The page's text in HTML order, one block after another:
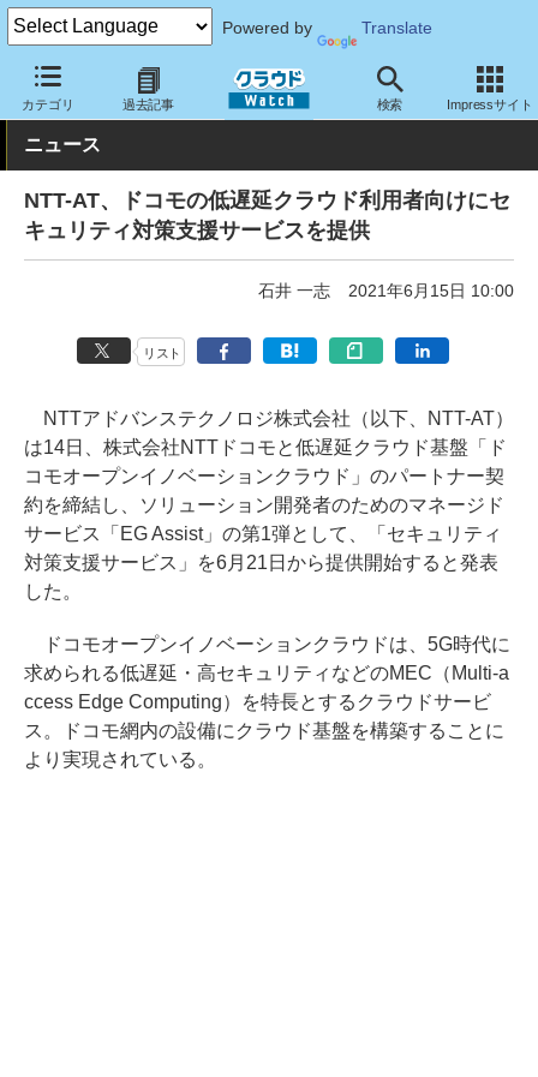
Powered by Translate
カテゴリ 過去記事 検索 Impressサイト
クラウド Watch セキュリティ セキュリティサービス
ニュース
NTT-AT、ドコモの低遅延クラウド利用者向けにセ
キュリティ対策支援サービスを提供
石井 一志 2021年6月15日 10:00
リスト
NTTアドバンステクノロジ株式会社（以下、NTT-AT）
は14日、株式会社NTTドコモと低遅延クラウド基盤「ド
コモオープンイノベーションクラウド」のパートナー契
約を締結し、ソリューション開発者のためのマネージド
サービス「EG Assist」の第1弾として、「セキュリティ
対策支援サービス」を6月21日から提供開始すると発表
した。
ドコモオープンイノベーションクラウドは、5G時代に
求められる低遅延・高セキュリティなどのMEC（Multi-a
ccess Edge Computing）を特長とするクラウドサービ
ス。ドコモ網内の設備にクラウド基盤を構築することに
より実現されている。